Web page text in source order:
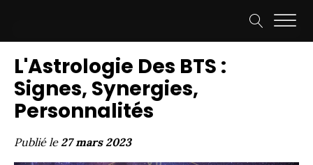
L'Astrologie Des BTS :
Signes, Synergies,
Personnalités
Publié le27 mars 2023